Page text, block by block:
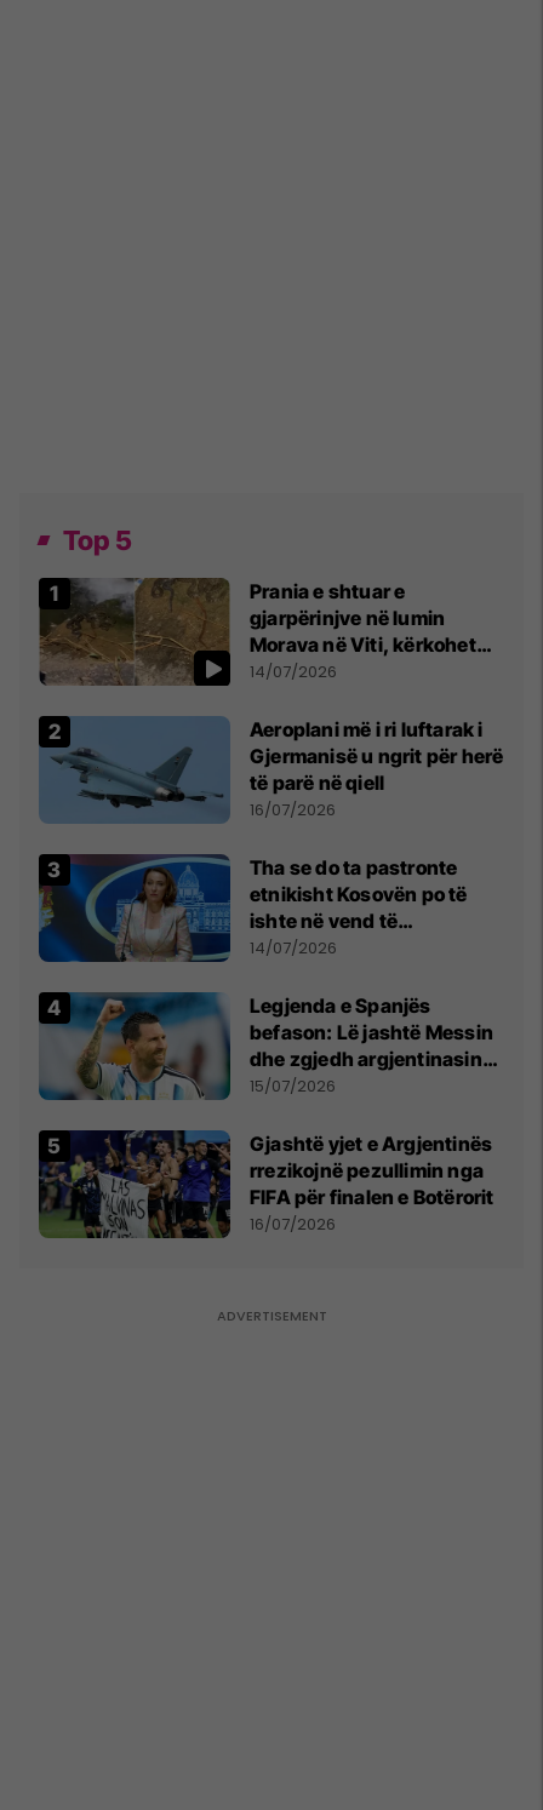
Top 5
Prania e shtuar e
gjarpërinjve në lumin
Morava në Viti, kërkohet
kujdes nga qytetarët
14/07/2026
Aeroplani më i ri luftarak i
Gjermanisë u ngrit për herë
të parë në qiell
16/07/2026
Tha se do ta pastronte
etnikisht Kosovën po të
ishte në vend të
Millosheviqit, Lëvizja e
kërkon shkarkimin e
menjëhershëm të
Snezhana Paunoviq
14/07/2026
Legjenda e Spanjës
befason: Lë jashtë Messin
dhe zgjedh argjentinasin
më të mirë në botë
15/07/2026
Gjashtë yjet e Argjentinës
rrezikojnë pezullimin nga
FIFA për finalen e Botërorit
16/07/2026